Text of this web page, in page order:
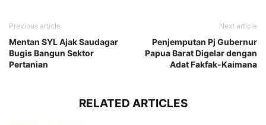
Previous article
Mentan SYL Ajak Saudagar
Bugis Bangun Sektor
Pertanian
Next article
Penjemputan Pj Gubernur
Papua Barat Digelar dengan
Adat Fakfak-Kaimana
RELATED ARTICLES